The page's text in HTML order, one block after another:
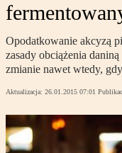
Opodatkowanie akcyzą
zasady obciążenia
zmianie nawet wtedy,
Aktualizacja: 26.01.2015 07:01